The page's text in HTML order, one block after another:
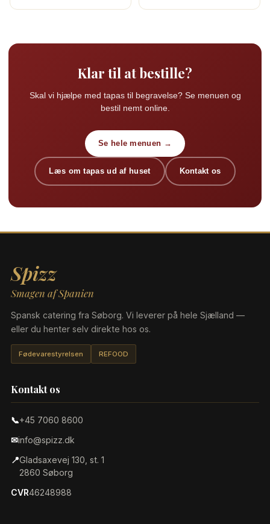
Klar til at bestille?
Skal vi hjælpe med tapas til begravelse? Se menuen og
bestil nemt online.
Se hele menuen →
Læs om tapas ud af huset Kontakt os
Spizz
Smagen af Spanien
Spansk catering fra Søborg. Vi leverer på hele Sjælland —
eller du henter selv direkte hos os.
Fødevarestyrelsen REFOOD
Kontakt os
📞+45 7060 8600
✉info@spizz.dk
📍Gladsaxevej 130, st. 1
2860 Søborg
CVR46248988